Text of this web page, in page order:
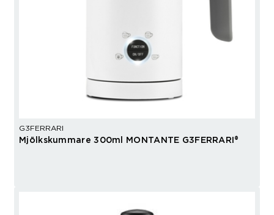
G3FERRARI
Mjölkskummare 300ml MONTANTE G3FERRARI®